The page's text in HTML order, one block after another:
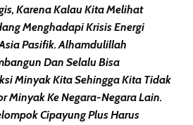
Karena Kalau Kita Melihat
Menghadapi Krisis Energi
Pasifik. Alhamdulillah
Dan Selalu Bisa
Minyak Kita Sehingga Kita Tidak
Minyak Ke Negara-Negara Lain.
Cipayung Plus Harus